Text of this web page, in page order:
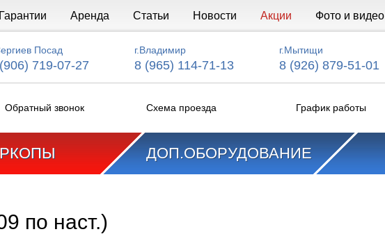
Гарантии Аренда Статьи Новости Акции Фото и видео
Посад
719-07-27
г.Владимир
8 (965) 114-71-13
г.Мытищи
8 (926) 879-51-01
Обратный звонок Схема проезда График работы
ДОП.ОБОРУДОВАНИЕ
по наст.)